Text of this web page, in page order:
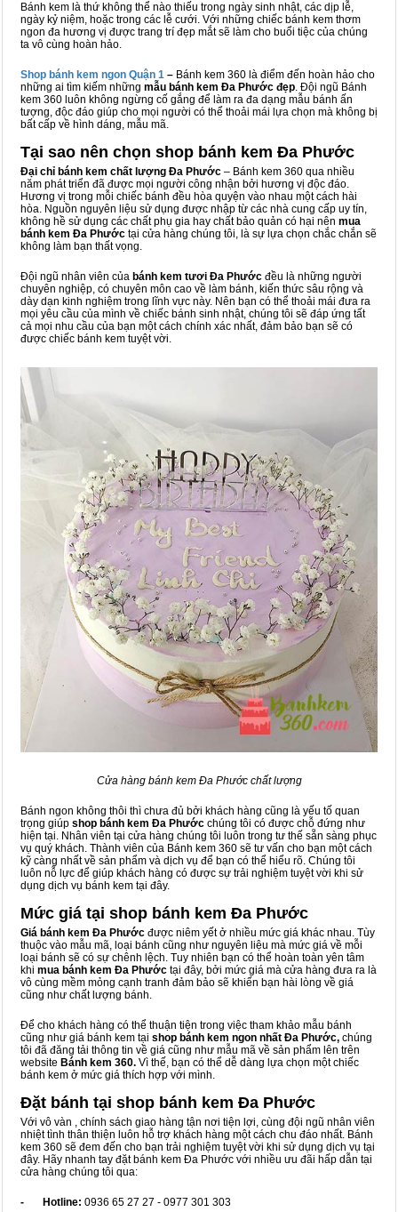
Bánh kem là thứ không thể nào thiếu trong ngày sinh nhật, các dịp lễ,
ngày kỷ niệm, hoặc trong các lễ cưới. Với những chiếc bánh kem thơm
ngon đa hương vị được trang trí đẹp mắt sẽ làm cho buổi tiệc của chúng
ta vô cùng hoàn hảo.
Shop bánh kem ngon Quận 1 – Bánh kem 360 là điểm đến hoàn hảo cho
những ai tìm kiếm những mẫu bánh kem Đa Phước đẹp. Đội ngũ Bánh
kem 360 luôn không ngừng cố gắng để làm ra đa dạng mẫu bánh ấn
tượng, độc đáo giúp cho mọi người có thể thoải mái lựa chọn mà không bị
bất cấp về hình dáng, mẫu mã.
Tại sao nên chọn shop bánh kem Đa Phước
Đại chỉ bánh kem chất lượng Đa Phước – Bánh kem 360 qua nhiều
năm phát triển đã được mọi người công nhận bởi hương vị độc đáo.
Hương vị trong mỗi chiếc bánh đều hòa quyện vào nhau một cách hài
hòa. Nguồn nguyên liệu sử dụng được nhập từ các nhà cung cấp uy tín,
không hề sử dụng các chất phụ gia hay chất bảo quản có hại nên mua
bánh kem Đa Phước tại cửa hàng chúng tôi, là sự lựa chọn chắc chắn sẽ
không làm bạn thất vọng.
Đội ngũ nhân viên của bánh kem tươi Đa Phước đều là những người
chuyên nghiệp, có chuyên môn cao về làm bánh, kiến thức sâu rộng và
dày dạn kinh nghiệm trong lĩnh vực này. Nên bạn có thể thoải mái đưa ra
mọi yêu cầu của mình về chiếc bánh sinh nhật, chúng tôi sẽ đáp ứng tất
cả mọi nhu cầu của bạn một cách chính xác nhất, đảm bảo bạn sẽ có
được chiếc bánh kem tuyệt vời.
Cửa hàng bánh kem Đa Phước chất lượng
Bánh ngon không thôi thì chưa đủ bởi khách hàng cũng là yếu tố quan
trọng giúp shop bánh kem Đa Phước chúng tôi có được chỗ đứng như
hiện tại. Nhân viên tại cửa hàng chúng tôi luôn trong tư thế sẵn sàng phục
vụ quý khách. Thành viên của Bánh kem 360 sẽ tư vấn cho bạn một cách
kỹ càng nhất về sản phẩm và dịch vụ để bạn có thể hiểu rõ. Chúng tôi
luôn nỗ lực để giúp khách hàng có được sự trải nghiệm tuyệt vời khi sử
dụng dịch vụ bánh kem tại đây.
Mức giá tại shop bánh kem Đa Phước
Giá bánh kem Đa Phước được niêm yết ở nhiều mức giá khác nhau. Tùy
thuộc vào mẫu mã, loại bánh cũng như nguyên liệu mà mức giá về mỗi
loại bánh sẽ có sự chênh lệch. Tuy nhiên bạn có thể hoàn toàn yên tâm
khi mua bánh kem Đa Phước tại đây, bởi mức giá mà cửa hàng đưa ra là
vô cùng mềm mỏng cạnh tranh đảm bảo sẽ khiến bạn hài lòng về giá
cũng như chất lượng bánh.
Để cho khách hàng có thể thuận tiện trong việc tham khảo mẫu bánh
cũng như giá bánh kem tại shop bánh kem ngon nhất Đa Phước, chúng
tôi đã đăng tải thông tin về giá cũng như mẫu mã về sản phẩm lên trên
website Bánh kem 360. Vì thế, bạn có thể dễ dàng lựa chọn một chiếc
bánh kem ở mức giá thích hợp với mình.
Đặt bánh tại shop bánh kem Đa Phước
Với vô vàn , chính sách giao hàng tận nơi tiện lợi, cùng đội ngũ nhân viên
nhiệt tình thân thiện luôn hỗ trợ khách hàng một cách chu đáo nhất. Bánh
kem 360 sẽ đem đến cho bạn trải nghiệm tuyệt vời khi sử dụng dịch vụ tại
đây. Hãy nhanh tay đặt bánh kem Đa Phước với nhiều ưu đãi hấp dẫn tại
cửa hàng chúng tôi qua:
- Hotline: 0936 65 27 27 - 0977 301 303